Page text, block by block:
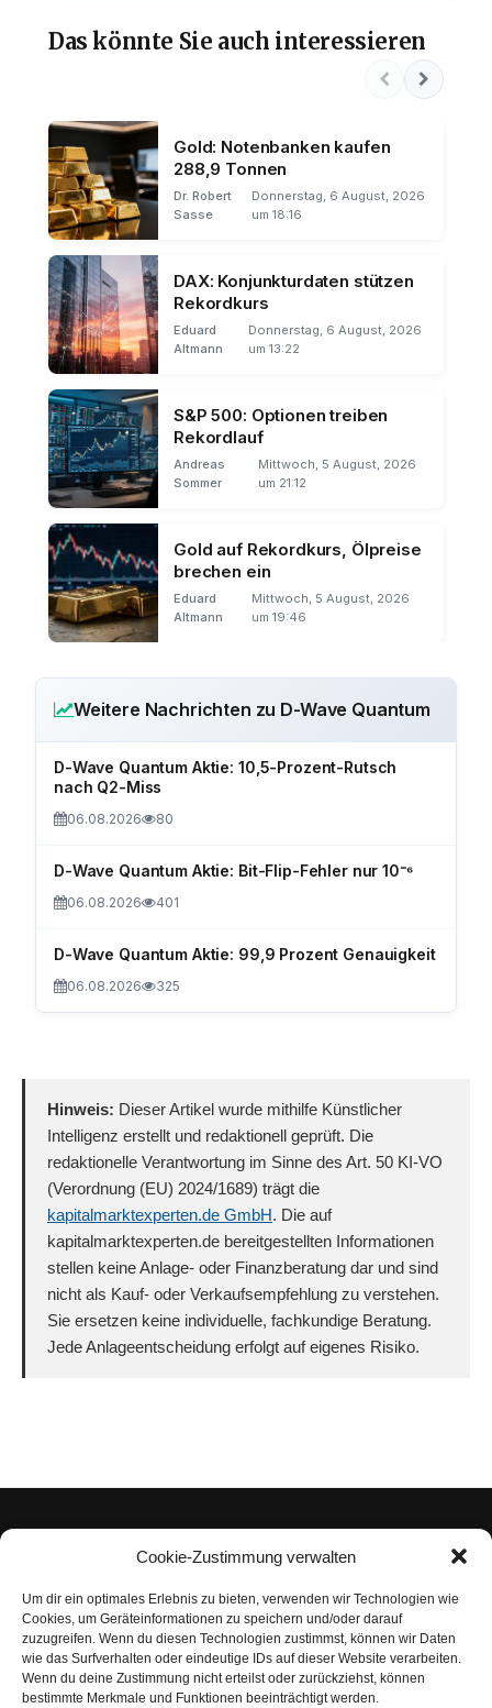
Cookie-Zustimmung verwalten
Um dir ein optimales Erlebnis zu bieten, verwenden wir Technologien wie
Cookies, um Geräteinformationen zu speichern und/oder darauf
zuzugreifen. Wenn du diesen Technologien zustimmst, können wir Daten
wie das Surfverhalten oder eindeutige IDs auf dieser Website verarbeiten.
Wenn du deine Zustimmung nicht erteilst oder zurückziehst, können
bestimmte Merkmale und Funktionen beeinträchtigt werden.
Das könnte Sie auch interessieren
Gold: Notenbanken kaufen
288,9 Tonnen
Dr. Robert
Sasse
Donnerstag, 6 August, 2026
um 18:16
DAX: Konjunkturdaten stützen
Rekordkurs
Eduard
Altmann
Donnerstag, 6 August, 2026
um 13:22
S&P 500: Optionen treiben
Rekordlauf
Andreas
Sommer
Mittwoch, 5 August, 2026
um 21:12
Gold auf Rekordkurs, Ölpreise
brechen ein
Eduard
Altmann
Mittwoch, 5 August, 2026
um 19:46
Weitere Nachrichten zu D-Wave Quantum
D-Wave Quantum Aktie: 10,5-Prozent-Rutsch
nach Q2-Miss
06.08.2026 80
D-Wave Quantum Aktie: Bit-Flip-Fehler nur 10⁻⁶
06.08.2026 401
D-Wave Quantum Aktie: 99,9 Prozent Genauigkeit
06.08.2026 325
Hinweis: Dieser Artikel wurde mithilfe Künstlicher
Intelligenz erstellt und redaktionell geprüft. Die
redaktionelle Verantwortung im Sinne des Art. 50 KI-VO
(Verordnung (EU) 2024/1689) trägt die
kapitalmarktexperten.de GmbH. Die auf
kapitalmarktexperten.de bereitgestellten Informationen
stellen keine Anlage- oder Finanzberatung dar und sind
nicht als Kauf- oder Verkaufsempfehlung zu verstehen.
Sie ersetzen keine individuelle, fachkundige Beratung.
Jede Anlageentscheidung erfolgt auf eigenes Risiko.
Impressum
Datenschutzerklärung
Nutzungsbedingungen | Haftungsausschluss